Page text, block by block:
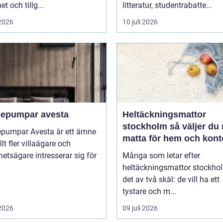
och tillg...
litteratur, studentrabatte...
10 juli 2026
avesta
Avesta är ett ämne
fler villaägare och
intresserar sig för
Heltäckningsmattor
stockholm så väljer du rätt
matta för hem och
Många som letar efter
heltäckningsmattor
det av två skäl: de vill ha ett
tystare och m...
09 juli 2026